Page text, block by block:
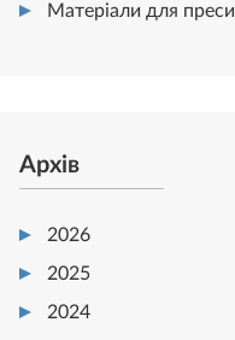
Матеріали для преси
Архів
2026
2025
2024